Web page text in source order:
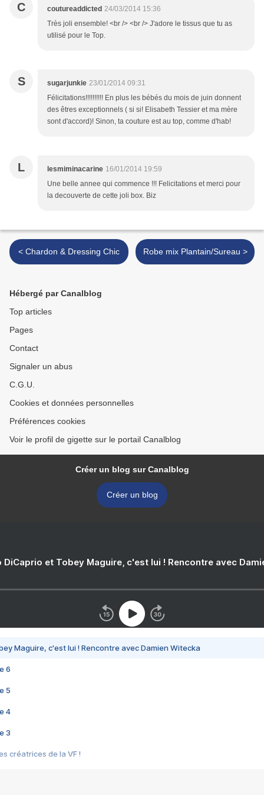
C coutureaddicted 24/03/2014 15:36
Très joli ensemble! <br /> <br /> J'adore le tissus que tu as
utilisé pour le Top.
S sugarjunkie 23/01/2014 09:31
Félicitations!!!!!!!!!! En plus les bébés du mois de juin donnent
des êtres exceptionnels ( si si! Elisabeth Tessier et ma mère
sont d'accord)! Sinon, ta couture est au top, comme d'hab!
L lesmiminacarine 16/01/2014 19:59
Une belle annee qui commence !!! Felicitations et merci pour
la decouverte de cette joli box. Biz
< Chardon & Dressing Chic Robe mix Plantain/Sureau >
Hébergé par Canalblog
Top articles
Pages
Contact
Signaler un abus
C.G.U.
Cookies et données personnelles
Préférences cookies
Voir le profil de gigette sur le portail Canalblog
Créer un blog sur Canalblog
Créer un blog
DiCaprio et Tobey Maguire, c'est lui ! Rencontre avec
Maguire, c'est lui ! Rencontre avec Damien Witecka
6
5
4
3
créatrices de la VF !